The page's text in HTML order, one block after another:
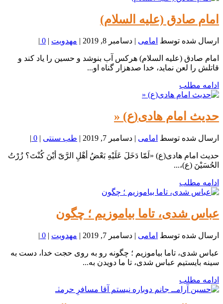
امام صادق (علیه السلام)
ارسال شده توسط امامی دسامبر 8, 2019 مهدویت 0
امام صادق (علیه السلام) هرکس آب بنوشد و حسین را یاد کند و
قاتلش را لعن نماید، خدا صدهزار گناه او...
ادامه مطلب
حدیث امام هادی(ع) «
ارسال شده توسط امامی | دسامبر 7, 2019 | طب سنتی |
0
|
حدیث امام هادی(ع) «لَمّا دَخَلَ عَلَیْهِ بَعْضُ أهْلِ الرَّیّ أیْنَ کُنْتَ؟ زُرْتُ
الحُسَیْنَ (ع)،...
ادامه مطلب
عباس شدی، تاما بیاموزیم ؛ چگون
ارسال شده توسط امامی | دسامبر 7, 2019 | مهدویت |
0
|
عباس شدی، تاما بیاموزیم ؛ چگونه رو به روی حجت خدا، دست به
سینه بایستیم عباس شدی، تا ما دویدن به...
ادامه مطلب